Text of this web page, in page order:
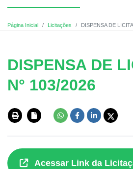
Página Inicial Licitações DISPENSA DE
DISPENSA DE
N° 103/2026
Acessar Link da